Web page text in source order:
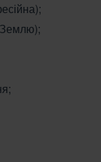
Землю);